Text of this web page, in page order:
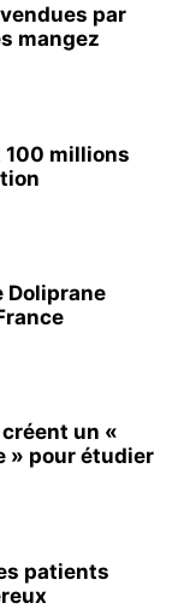
par
mangez
millions
Doliprane
un «
» pour étudier
patients